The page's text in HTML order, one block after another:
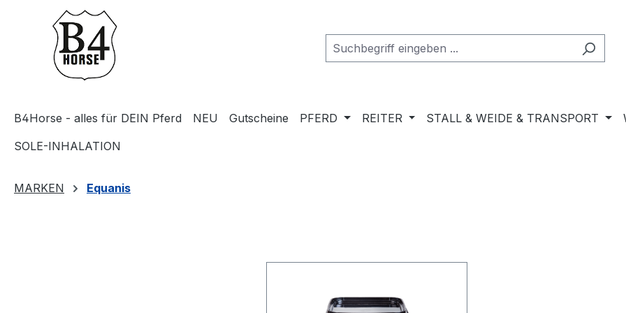
Hauptinhalt springen
Zur Suche springen
Zur Hauptnavigation springen
B4Horse - alles für DEIN Pferd NEU Gutscheine PFERD REITER STALL & WEIDE & TRANSPORT
SOLE-INHALATION
MARKEN Equanis